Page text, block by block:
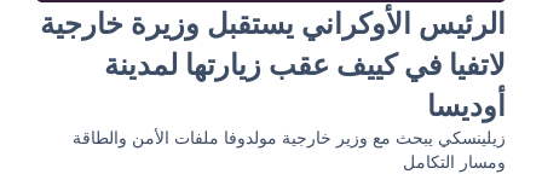
الرئيس الأوكراني يستقبل وزيرة خارجية
لاتفيا في كييف عقب زيارتها لمدينة
أوديسا
زيلينسكي يبحث مع وزير خارجية مولدوفا ملفات الأمن والطاقة
ومسار التكامل